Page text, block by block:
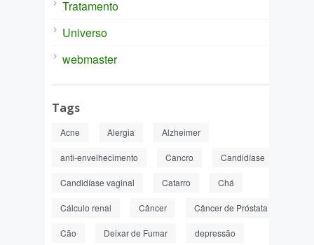
Tratamento
Universo
webmaster
Tags
Acne Alergia Alzheimer
anti-envelhecimento Cancro Candidíase
Candidíase vaginal Catarro Chá
Cálculo renal Câncer Câncer de Próstata
Cão Deixar de Fumar depressão